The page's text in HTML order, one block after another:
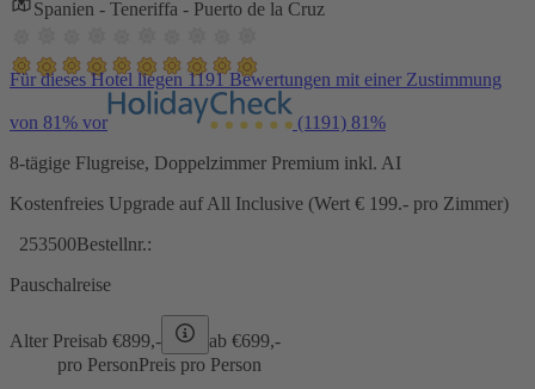
Spanien - Teneriffa - Puerto de la Cruz
Für dieses Hotel liegen 1191 Bewertungen mit einer Zustimmung
von 81% vor (1191) 81%
8-tägige Flugreise, Doppelzimmer Premium inkl. AI
Kostenfreies Upgrade auf All Inclusive (Wert € 199.- pro Zimmer)
253500Bestellnr.:
Pauschalreise
Alter Preisab €899,- ab €699,-
pro PersonPreis pro Person